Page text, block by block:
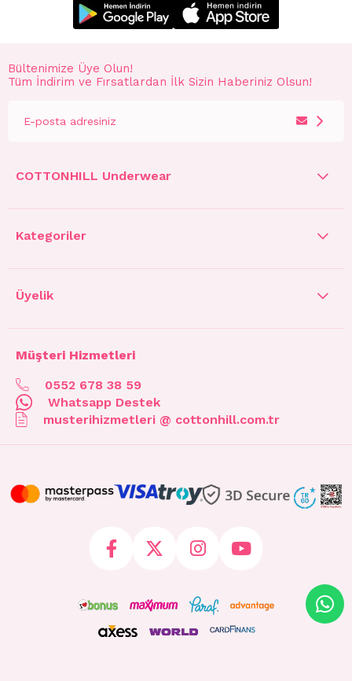
Bültenimize Üye Olun!
Tüm İndirim ve Fırsatlardan İlk Sizin Haberiniz Olsun!
COTTONHILL Underwear
Kategoriler
Üyelik
Müşteri Hizmetleri
0552 678 38 59
Whatsapp Destek
musterihizmetleri @ cottonhill.com.tr